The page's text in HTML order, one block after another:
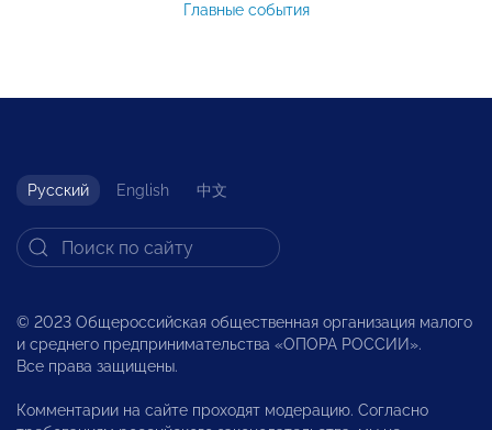
Главные события
Русский English 中文
© 2023 Общероссийская общественная организация малого
и среднего предпринимательства «ОПОРА РОССИИ».
Все права защищены.
Комментарии на сайте проходят модерацию. Согласно